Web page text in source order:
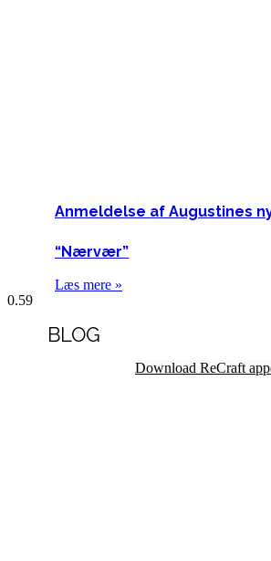
Anmeldelse af Augustines
“Nærvær”
Læs mere »
BLOG
Download ReCraft